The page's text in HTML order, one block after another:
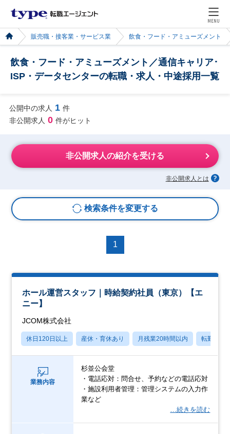
MENU
販売職・接客業・サービス業 飲食・フード・アミューズメント
飲食・フード・アミューズメント／通信キャリア･
ISP・データセンターの転職・求人・中途採用一覧
公開中の求人 1 件
非公開求人 0 件がヒット
非公開求人の紹介を受ける
非公開求人とは
検索条件を変更する
1
ホール運営スタッフ｜時給契約社員（東京）【エ
ニー】
JCOM株式会社
休日120日以上 産休・育休あり 月残業20時間以内 転勤なし
業務内容
杉並公会堂
・電話応対：問合せ、予約などの電話応対
・施設利用者管理：管理システムの入力作
業など
…続きを読む